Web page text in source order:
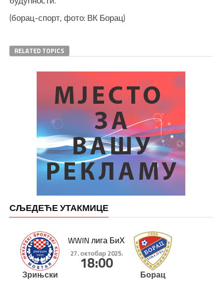
(борац-спорт, фото: ВК Борац)
RELATED TOPICS
СЉЕДЕЋЕ УТАКМИЦЕ
Зрињски
WWIN лига БиХ
27. октобар 2025.
18:00
Борац